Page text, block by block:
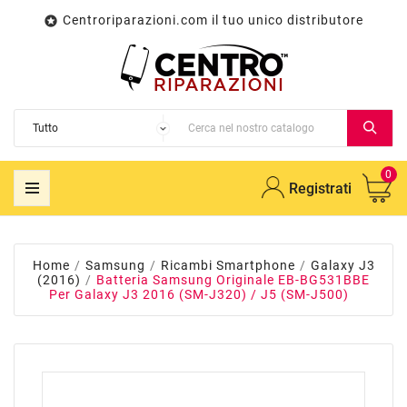
 Centroriparazioni.com il tuo unico distributore
Registrati
0
Home Samsung Ricambi Smartphone
Galaxy J3
(2016)
Batteria Samsung Originale EB-BG531BBE
Per Galaxy J3 2016 (SM-J320) / J5 (SM-J500)